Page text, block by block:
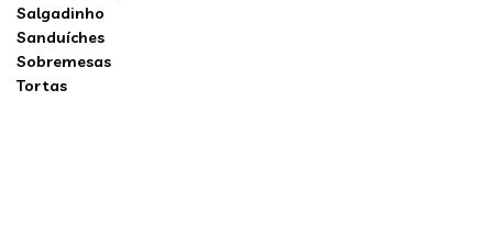
Salgadinho
Sanduíches
Sobremesas
Tortas